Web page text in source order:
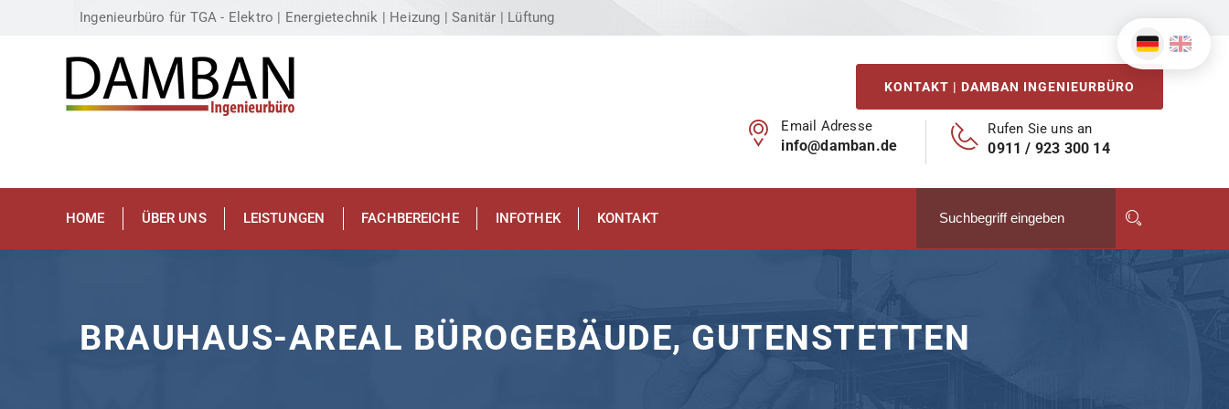
Ingenieurbüro für TGA - Elektro | Energietechnik | Heizung | Sanitär | Lüftung
KONTAKT | DAMBAN INGENIEURBÜRO
Email Adresse
info@damban.de
Rufen Sie uns an
0911 / 923 300 14
HOME ÜBER UNS LEISTUNGEN FACHBEREICHE INFOTHEK KONTAKT
BRAUHAUS-AREAL BÜROGEBÄUDE, GUTENSTETTEN